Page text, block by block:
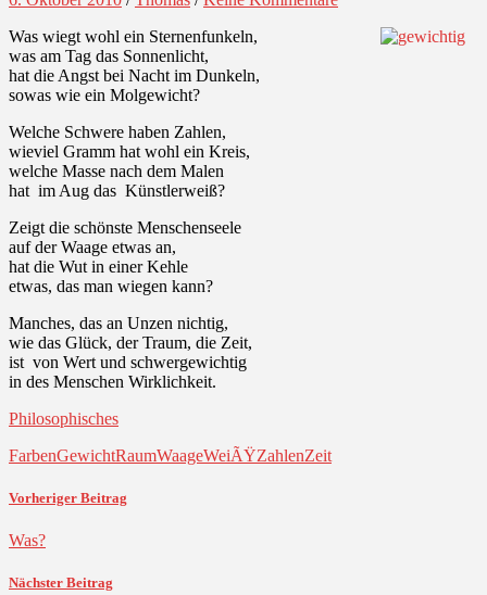
Was wiegt wohl ein Sternenfunkeln,
was am Tag das Sonnenlicht,
hat die Angst bei Nacht im Dunkeln,
sowas wie ein Molgewicht?
Welche Schwere haben Zahlen,
wieviel Gramm hat wohl ein Kreis,
welche Masse nach dem Malen
hat im Aug das Künstlerweiß?
Zeigt die schönste Menschenseele
auf der Waage etwas an,
hat die Wut in einer Kehle
etwas, das man wiegen kann?
Manches, das an Unzen nichtig,
wie das Glück, der Traum, die Zeit,
ist von Wert und schwergewichtig
in des Menschen Wirklichkeit.
Philosophisches
FarbenGewichtRaumWaageWeiÃŸZahlenZeit
Vorheriger Beitrag
Was?
Nächster Beitrag